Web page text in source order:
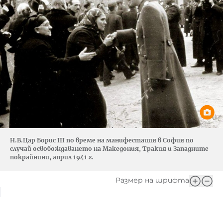
Н.В.Цар Борис III по време на манифестация в София по
случай освобождаването на Македония, Тракия и Западните
покрайнини, април 1941 г.
Размер на шрифта